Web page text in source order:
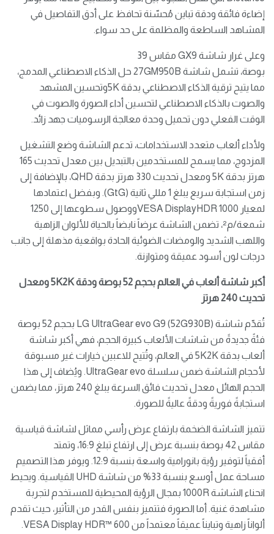
إضاءة فائقة ودقة تباين مُحسّنة تحافظ على أدق التفاصيل في
المشاهد الساطعة والمظلمة على حد سواء.
وعلى غرار شاشة GX9 مقاس 39
بوصة، تشمل شاشة 27GM950B حل الذكاء الاصطناعي المدمج،
مما يتيح ترقية الذكاء الاصطناعي بدقة 5Kوتحسين المشهد
والصوت بالذكاء الاصطناعي لتحسين أداء الصورة والصوت في
الوقت الفعلي دون تحميل وحدة معالجة الرسوميات جهد زائد.
ولأداء ألعاب متعدد الاستخدامات، تدعم الشاشة وضع التشغيل
المزدوج، مما يسمح للمستخدمين بالتبديل بين معدل تحديث 165
هرتز بدقة 5K ومعدل تحديث 330 هرتز بدقة QHD، بالإضافة إلى
زمن استجابة سريع يبلغ 1 مللي ثانية (GtG). وبفضل اعتمادها
لمعيار VESA DisplayHDR 1000ووصول سطوعها إلى 1250
شمعة/م²، تضمن الشاشة عرضاً نابضاً بالحياة للألوان الزاهية
واللهب الشديد والومضات الضوئية الحادة بواقعية مذهلة إلى جانب
درجات لون أسود عميقة ومتوازنة.
أكبر شاشة ألعاب في العالم بحجم 52 بوصة ودقة 5K2Kومعدل
تحديث 240 هرتز
تُقدّم شاشة LG UltraGear evo G9 (52G930B) بحجم 52 بوصة
فئةً جديدةً من شاشات الألعاب كبيرة الحجم، فهي أكبر شاشة
ألعاب بدقة 5K2K في العالم، وتُتيح للاعبين خيارات غير مسبوقة
لأحجام الشاشة ضمن سلسلة UltraGear evo. ويُضاف إلى هذا
الحجم الهائل معدل تحديث فائق السرعة يبلغ 240 هرتز، مما يضمن
استجابةً فوريةً ودقةً عاليةً للصورة.
تتميز الشاشة الضخمة بارتفاع عرض رأسي مماثل لشاشة قياسية
مقاس 42 بوصة بنسبة عرض إلى ارتفاع تبلغ 16:9، وتمتد
أفقياً لتوفير رؤية بانورامية واسعة بنسبة 12:9. ويوفر هذا التصميم
مساحة عمل أوسع بنسبة 33% من شاشة UHD القياسية. ويحيط
انحناء الشاشة 1000R بمجال الرؤية المحيطية للمستخدم لتجربة
مشاهدة غنية. أما الصورة فتتميز بنفس القدر من التأثير، حيث تقدم
ألواناً زاهية وتبايناً عميقاً معتمداً من VESA Display HDR™ 600.